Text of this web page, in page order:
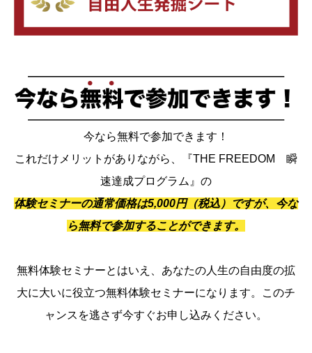
今なら無料で参加できます！
これだけメリットがありながら、『THE FREEDOM 瞬
速達成プログラム』の
体験セミナーの通常価格は5,000円（税込）ですが、今な
ら無料で参加することができます。
無料体験セミナーとはいえ、あなたの人生の自由度の拡
大に大いに役立つ無料体験セミナーになります。このチ
ャンスを逃さず今すぐお申し込みください。